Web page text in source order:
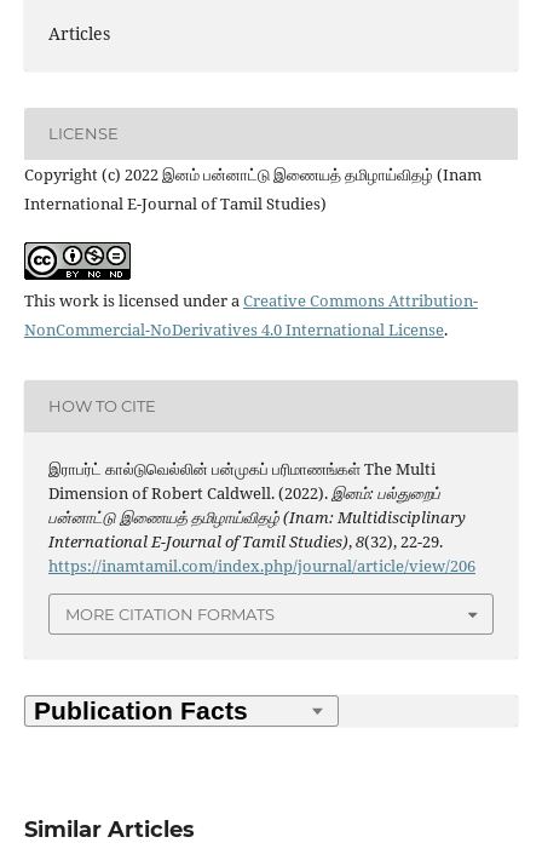
Articles
LICENSE
Copyright (c) 2022 இனம் பன்னாட்டு இணையத் தமிழாய்விதழ் (Inam
International E-Journal of Tamil Studies)
This work is licensed under a Creative Commons Attribution-
NonCommercial-NoDerivatives 4.0 International License.
HOW TO CITE
இராபர்ட் கால்டுவெல்லின் பன்முகப் பரிமாணங்கள் The Multi
Dimension of Robert Caldwell. (2022). இனம்: பல்துறைப்
பன்னாட்டு இணையத் தமிழாய்விதழ் (Inam: Multidisciplinary
International E-Journal of Tamil Studies),8(32), 22-29.
https://inamtamil.com/index.php/journal/article/view/206
MORE CITATION FORMATS
Similar Articles